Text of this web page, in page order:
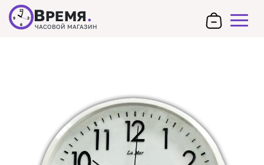
12
3
6
9 ВРЕМЯ.
ЧАСОВОЙ МАГАЗИН